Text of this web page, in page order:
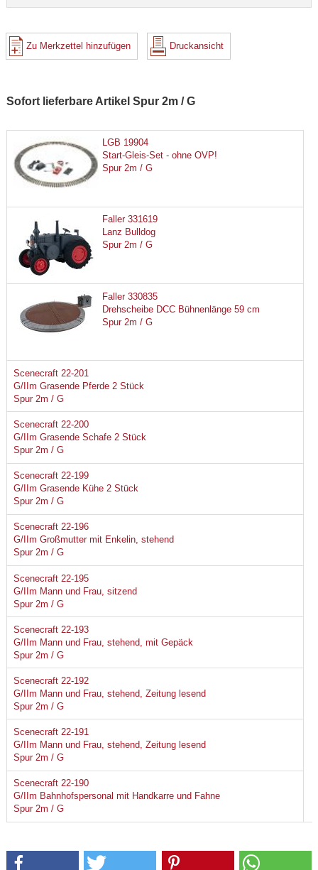
Zu Merkzettel hinzufügen Druckansicht
Sofort lieferbare Artikel Spur 2m / G
LGB 19904
Start-Gleis-Set - ohne OVP!
Spur 2m / G
Faller 331619
Lanz Bulldog
Spur 2m / G
Faller 330835
Drehscheibe DCC Bühnenlänge 59 cm
Spur 2m / G
Scenecraft 22-201
G/IIm Grasende Pferde 2 Stück
Spur 2m / G
Scenecraft 22-200
G/IIm Grasende Schafe 2 Stück
Spur 2m / G
Scenecraft 22-199
G/IIm Grasende Kühe 2 Stück
Spur 2m / G
Scenecraft 22-196
G/IIm Großmutter mit Enkelin, stehend
Spur 2m / G
Scenecraft 22-195
G/IIm Mann und Frau, sitzend
Spur 2m / G
Scenecraft 22-193
G/IIm Mann und Frau, stehend, mit Gepäck
Spur 2m / G
Scenecraft 22-192
G/IIm Mann und Frau, stehend, Zeitung lesend
Spur 2m / G
Scenecraft 22-191
G/IIm Mann und Frau, stehend, Zeitung lesend
Spur 2m / G
Scenecraft 22-190
G/IIm Bahnhofspersonal mit Handkarre und Fahne
Spur 2m / G